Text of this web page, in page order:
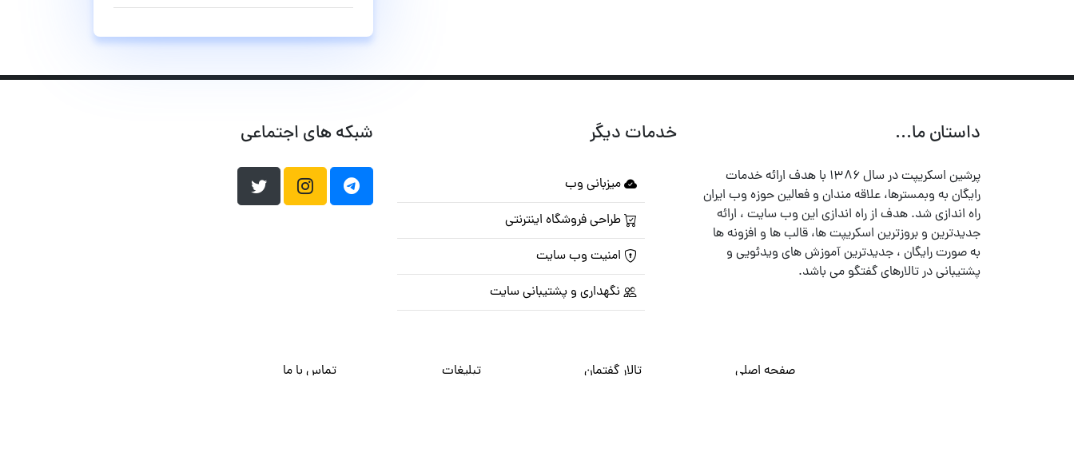
داستان ما...
پرشین اسکریپت در سال ۱۳۸۶ با هدف ارائه خدمات
رایگان به وبمسترها، علاقه مندان و فعالین حوزه وب ایران
راه اندازی شد. هدف از راه اندازی این وب سایت ، ارائه
جدیدترین و بروزترین اسکریپت ها، قالب ها و افزونه ها
به صورت رایگان ، جدیدترین آموزش های ویدئویی و
پشتیبانی در تالارهای گفتگو می باشد.
خدمات دیگر
میزبانی وب
طراحی فروشگاه اینترنتی
امنیت وب سایت
نگهداری و پشتیبانی سایت
شبکه های اجتماعی
صفحه اصلی تالار گفتمان تبلیغات تماس با ما